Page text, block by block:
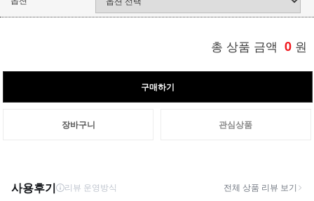
총 상품 금액 0 원
구매하기
장바구니 관심상품